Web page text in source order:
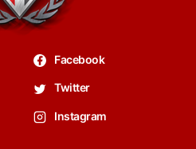
Facebook
Twitter
Instagram